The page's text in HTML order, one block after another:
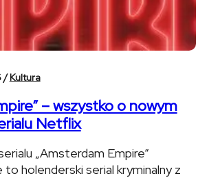
/Kultura
– wszystko o nowym
Netflix
„Amsterdam Empire”
holenderski serial kryminalny z